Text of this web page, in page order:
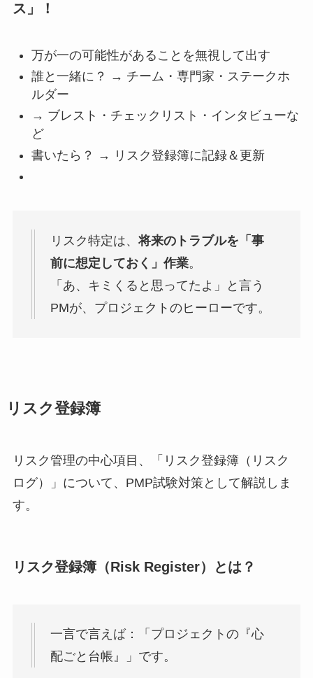
ス」！
万が一の可能性があることを無視して出す
誰と一緒に？ → チーム・専門家・ステークホ
ルダー
→ ブレスト・チェックリスト・インタビューな
ど
書いたら？ → リスク登録簿に記録＆更新
リスク特定は、 将来のトラブルを「事
前に想定しておく」作業。
「あ、キミくると思ってたよ」と言う
PMが、プロジェクトのヒーローです。
リスク登録簿
リスク管理の中心項目、「リスク登録簿（リスク
ログ）」について、PMP試験対策として解説しま
す。
リスク登録簿（Risk Register）とは？
一言で言えば：「プロジェクトの『心
配ごと台帳』」です。